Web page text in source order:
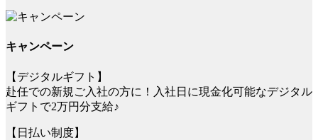
キャンペーン
【デジタルギフト】
赴任での新規ご入社の方に！入社日に現金化可能なデジタル
ギフトで2万円分支給♪
【日払い制度】